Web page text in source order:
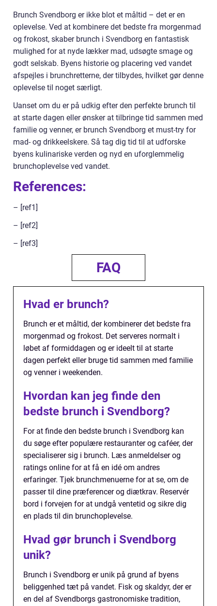
Brunch Svendborg er ikke blot et måltid – det er en
oplevelse. Ved at kombinere det bedste fra morgenmad
og frokost, skaber brunch i Svendborg en fantastisk
mulighed for at nyde lækker mad, udsøgte smage og
godt selskab. Byens historie og placering ved vandet
afspejles i brunchretterne, der tilbydes, hvilket gør denne
oplevelse til noget særligt.
Uanset om du er på udkig efter den perfekte brunch til
at starte dagen eller ønsker at tilbringe tid sammen med
familie og venner, er brunch Svendborg et must-try for
mad- og drikkeelskere. Så tag dig tid til at udforske
byens kulinariske verden og nyd en uforglemmelig
brunchoplevelse ved vandet.
References:
– [ref1]
– [ref2]
– [ref3]
FAQ
Hvad er brunch?
Brunch er et måltid, der kombinerer det bedste fra
morgenmad og frokost. Det serveres normalt i
løbet af formiddagen og er ideelt til at starte
dagen perfekt eller bruge tid sammen med familie
og venner i weekenden.
Hvordan kan jeg finde den
bedste brunch i Svendborg?
For at finde den bedste brunch i Svendborg kan
du søge efter populære restauranter og caféer, der
specialiserer sig i brunch. Læs anmeldelser og
ratings online for at få en idé om andres
erfaringer. Tjek brunchmenuerne for at se, om de
passer til dine præferencer og diætkrav. Reservér
bord i forvejen for at undgå ventetid og sikre dig
en plads til din brunchoplevelse.
Hvad gør brunch i Svendborg
unik?
Brunch i Svendborg er unik på grund af byens
beliggenhed tæt på vandet. Fisk og skaldyr, der er
en del af Svendborgs gastronomiske tradition,